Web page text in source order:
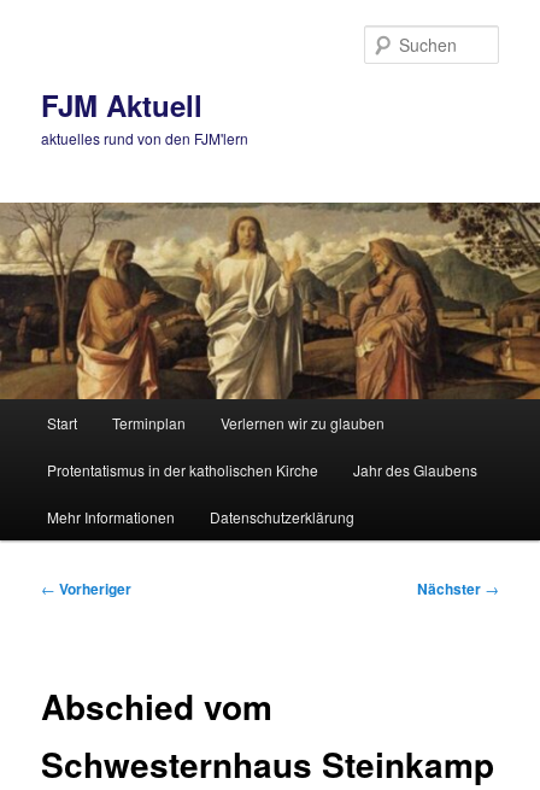
FJM Aktuell
aktuelles rund von den FJM'lern
Start Terminplan Verlernen wir zu glauben
Protentatismus in der katholischen Kirche Jahr des Glaubens
Mehr Informationen Datenschutzerklärung
Beitragsnavigation
← Vorheriger Nächster →
Abschied vom
Schwesternhaus Steinkamp